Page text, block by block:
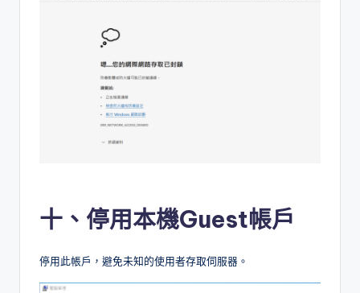
十、停用本機Guest帳戶
停用此帳戶，避免未知的使用者存取伺服器。